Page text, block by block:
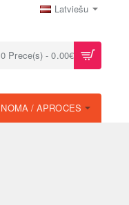
Latviešu
0 Prece(s) - 0.00€
NOMA / APROCES